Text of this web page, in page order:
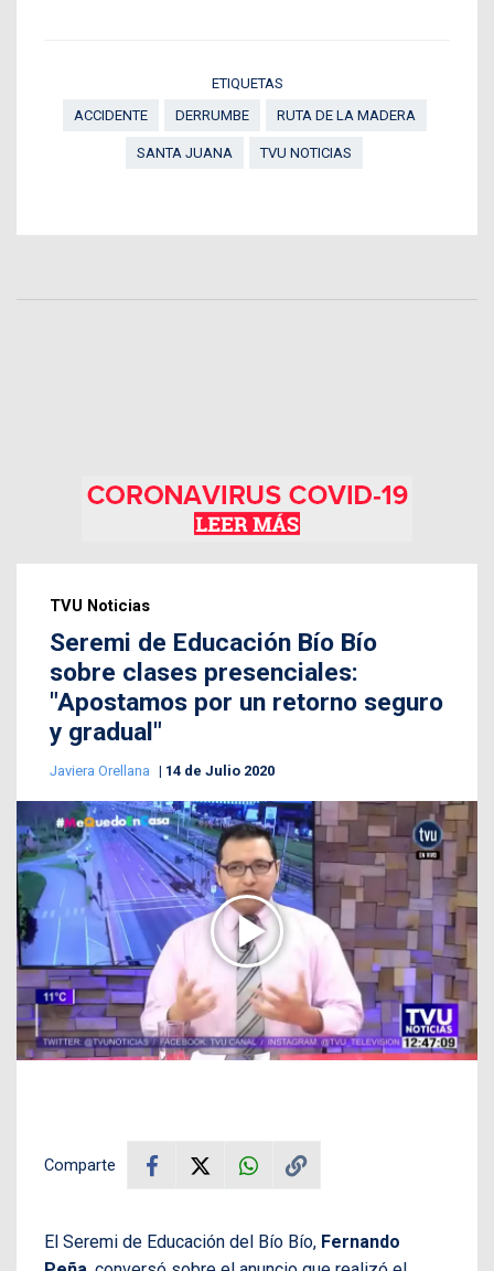
ETIQUETAS
ACCIDENTE
DERRUMBE RUTA DE LA MADERA
SANTA JUANA TVU NOTICIAS
TVU Noticias
Seremi de Educación Bío Bío
sobre clases presenciales:
"Apostamos por un retorno seguro
y gradual"
Javiera Orellana 14 de Julio 2020
Comparte
El Seremi de Educación del Bío Bío, Fernando